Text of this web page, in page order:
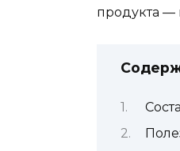
продукта —